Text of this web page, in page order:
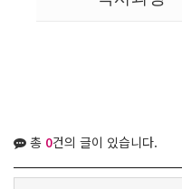
총 0건의 글이 있습니다.